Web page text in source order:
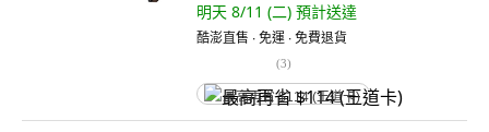
明天 8/11 (二) 預計送達
酷澎直售 ∙ 免運 ∙ 免費退貨
(3)
最高再省 $114 (王道卡)